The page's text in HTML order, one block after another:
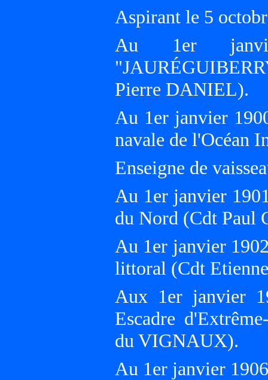
Aspirant le 5
Au 1er
Pierre DANIEL).
Au 1er janvier
navale de l'Océan
Enseigne de
Au 1er janvier
du Nord (Cdt Paul
Au 1er janvier
littoral (Cdt
Aux 1er janvier
Escadre
du VIGNAUX).
Au 1er janvier